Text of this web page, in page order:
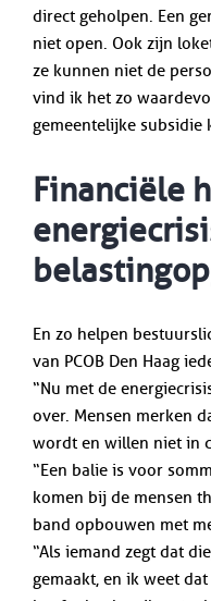
direct geholpen. Een
niet open. Ook zijn
ze kunnen niet de
vind ik het zo
gemeentelijke subsidie
Financiële
En zo helpen
van PCOB Den Haag
“Nu met de
over. Mensen merken
wordt en willen niet in
“Een balie is voor
komen bij de mensen
band opbouwen met
“Als iemand zegt dat
gemaakt, en ik weet